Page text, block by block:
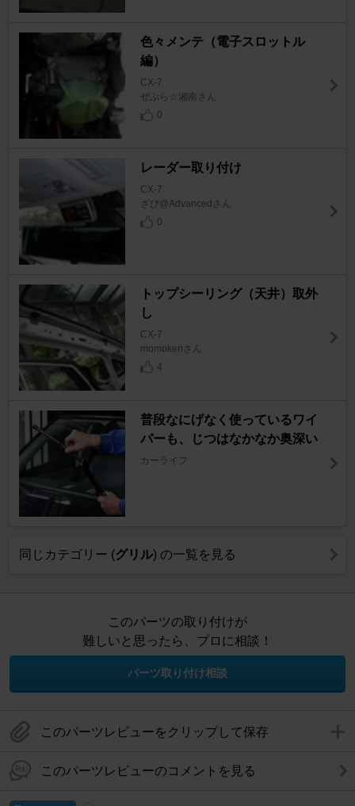
色々メンテ（電子スロットル
編）
CX-7
ぜぶら☆湘南さん
0
レーダー取り付け
CX-7
ざび@Advancedさん
0
トップシーリング（天井）取外
し
CX-7
momokenさん
4
普段なにげなく使っているワイ
パーも、じつはなかなか奥深い
カーライフ
同じカテゴリー (グリル) の一覧を見る
このパーツの取り付けが
難しいと思ったら、プロに相談！
パーツ取り付け相談
このパーツレビューをクリップして保存
このパーツレビューのコメントを見る